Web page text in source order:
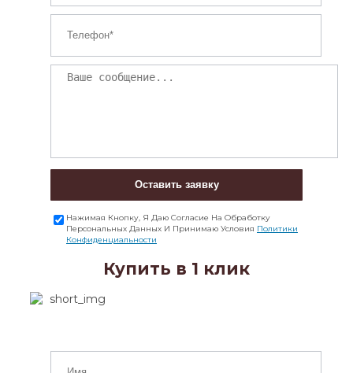
Оставить заявку
Нажимая Кнопку, Я Даю Согласие На Обработку
Персональных Данных И Принимаю Условия Политики
Конфиденциальности
Купить в 1 клик